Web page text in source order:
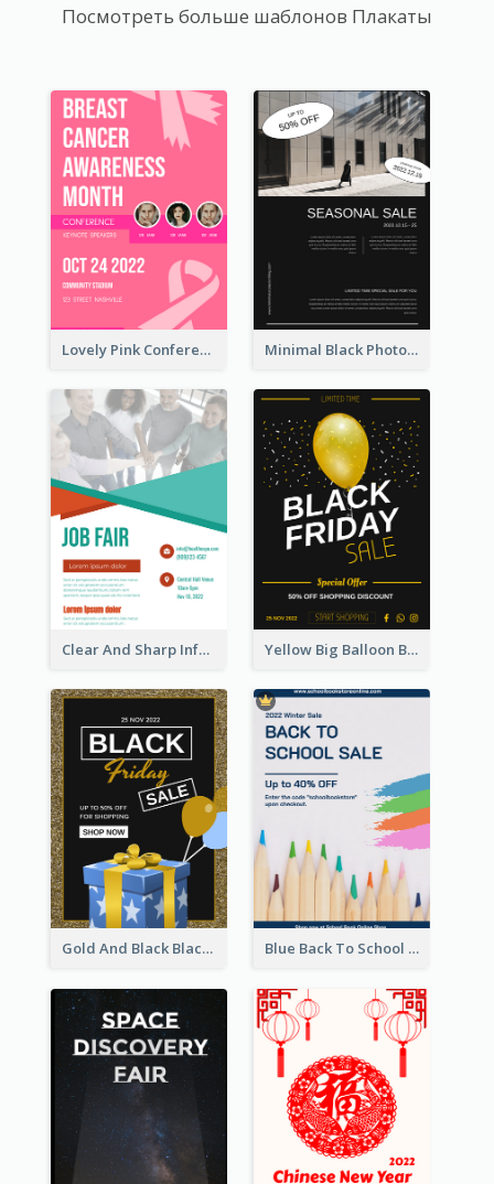
Посмотреть больше шаблонов Плакаты
Lovely Pink Conference Promotional Poster Design Idea Minimal Black Photo Seasonal Sale Poster
Clear And Sharp Informative Poster Of Job Fair Yellow Big Balloon Black Friday Special Offer Poster
Gold And Black Black Friday Specials Poster Blue Back To School Online Shop Poster